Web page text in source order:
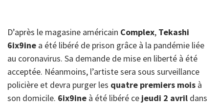
D’après le magasine américain Complex, Tekashi
6ix9ine a été libéré de prison grâce à la pandémie liée
au coronavirus. Sa demande de mise en liberté à été
acceptée. Néanmoins, l’artiste sera sous surveillance
policière et devra purger les quatre premiers mois à
son domicile. 6ix9ine à été libéré ce jeudi 2 avril dans